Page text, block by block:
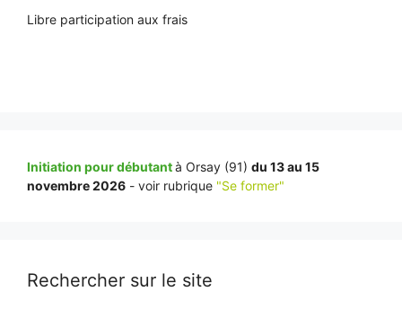
Libre participation aux frais
Initiation pour débutantà Orsay (91) du 13 au 15
novembre 2026 - voir rubrique "Se former"
Rechercher sur le site